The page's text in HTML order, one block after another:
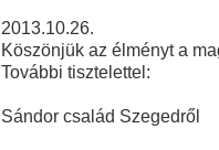
2013.10.26.
Köszönjük az élményt a
További tisztelettel:
Sándor család Szegedről